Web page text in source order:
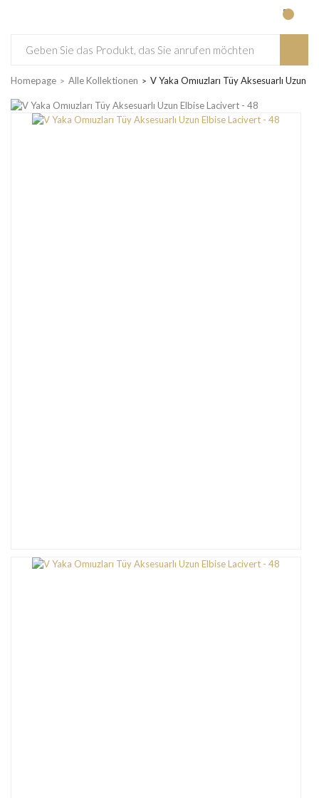
Homepage Alle Kollektionen V Yaka Omıuzları Tüy Aksesuarlı Uzun